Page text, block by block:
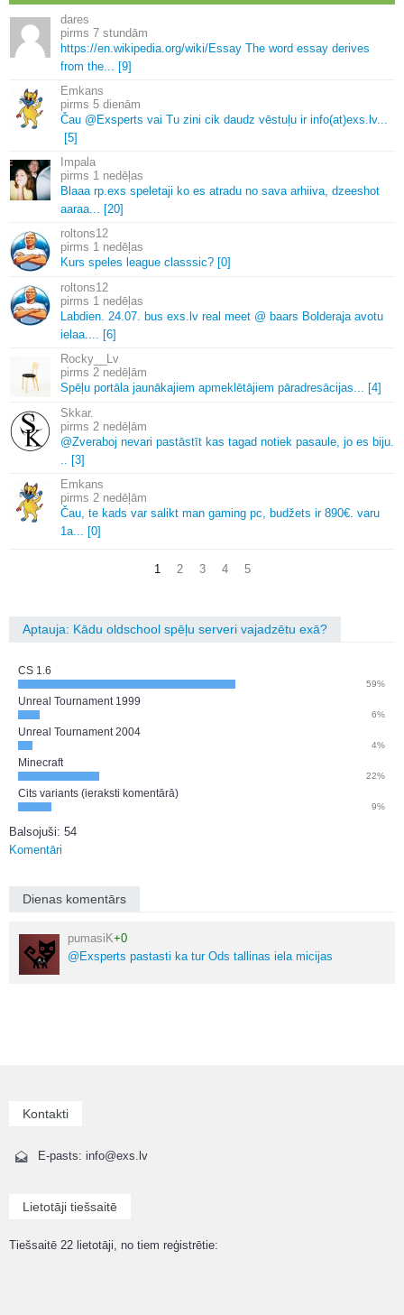
dares
7 stundām
https://en. wikipedia. org/wiki/Essay The word essay derives
from the.
[9]
Emkans
5 dienām
Čau @Exsperts vai Tu zini cik daudz vēstuļu ir info(at)exs. lv.
[5]
Impala
1 nedēļas
Blaaa rp. exs speletaji ko es atradu no sava arhiiva, dzeeshot
aaraa.
[20]
roltons12
1 nedēļas
Kurs speles league classsic? [0]
roltons12
1 nedēļas
Labdien. 24. 07. bus exs. lv real meet @ baars Bolderaja avotu
ielaa.
[6]
Rocky__Lv
2 nedēļām
Spēļu portāla jaunākajiem apmeklētājiem pāradresācijas.
[4]
Skkar.
2 nedēļām
@Zveraboj nevari pastāstīt kas tagad notiek pasaule, jo es biju.
[3]
Emkans
2 nedēļām
Čau, te kads var salikt man gaming pc, budžets ir 890€. varu
1a.
[0]
1 2 3 4 5
Aptauja: Kādu oldschool spēļu serveri vajadzētu exā?
CS 1.6
59%
Unreal Tournament 1999
6%
Unreal Tournament 2004
4%
Minecraft
22%
Cits variants (ieraksti komentārā)
9%
Balsojuši: 54
Komentāri
Dienas komentārs
pumasiK+0
@Exsperts pastasti ka tur Ods tallinas iela micijas
Kontakti
E-pasts: info@exs.lv
Lietotāji tiešsaitē
Tiešsaitē 22 lietotāji, no tiem reģistrētie: